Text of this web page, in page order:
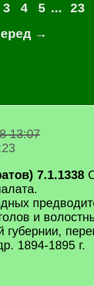
3 4 5 ...
23
→
13:07
7.1.1338
и
губернии,
1894-1895 г.